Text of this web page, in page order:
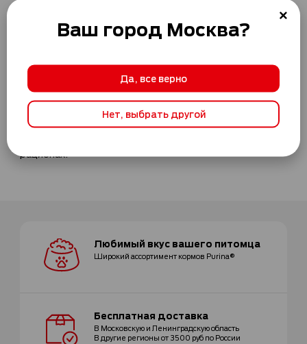
Ваш город Москва?
Да, все верно
Нет, выбрать другой
•Сочетание хрустящих гранул и мягких кусочков
•Содержит незаменимые жирные кислоты, витамины
•Без добавления красителей.
Совет от бренда FELIX®: Вы пробовали комбинировать
сухой и влажный корм в ежедневном рационе Вашего
рационах.
Любимый вкусвашего питомца
Широкий ассортимент кормов Purina®
Бесплатная доставка
В Московскую и Ленинградскую область
В другие регионы от 3500 руб по России